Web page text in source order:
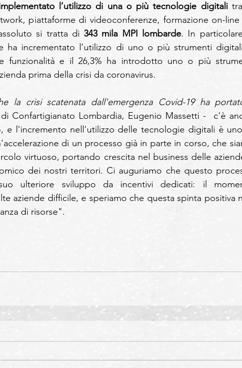
l’utilizzo di una o più tecnologie digitali
piattaforme di videoconferenze, formazione on-line
si tratta di 343 mila MPI lombarde. In
ha incrementato l’utilizzo di uno o più strumenti
funzionalità e il 26,3% ha introdotto uno o più
prima della crisi da coronavirus.
Confartigianato Lombardia, Eugenio Massetti -  c'è
e l'incremento nell'utilizzo delle tecnologie digitali è
di un processo già in parte in corso, che
virtuoso, portando crescita nel business delle
dei nostri territori. Ci auguriamo che questo
ulteriore sviluppo da incentivi dedicati: il
aziende difficile, e speriamo che questa spinta positiva
di risorse".